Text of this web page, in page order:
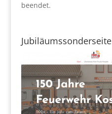
beendet.
Jubiläumssonderseite